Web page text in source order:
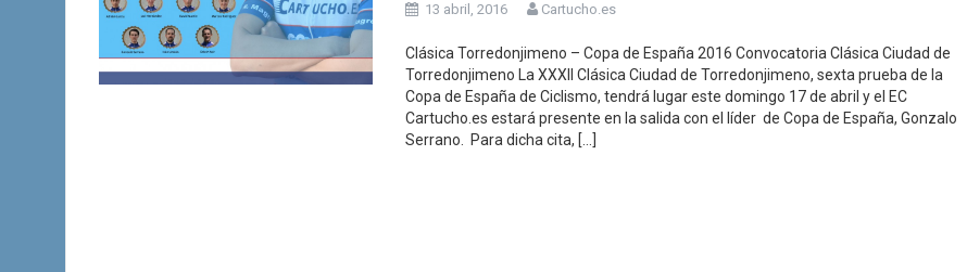
13 abril, 2016 Cartucho.es
Clásica Torredonjimeno – Copa de España 2016 Convocatoria Clásica Ciudad de
Torredonjimeno La XXXII Clásica Ciudad de Torredonjimeno, sexta prueba de la
Copa de España de Ciclismo, tendrá lugar este domingo 17 de abril y el EC
Cartucho.es estará presente en la salida con el líder de Copa de España, Gonzalo
Serrano. Para dicha cita, […]